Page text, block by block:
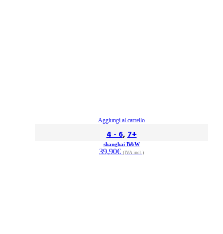
Aggiungi al carrello
4 - 6,7+
shanghai B&W
39,90€ (IVA incl.)